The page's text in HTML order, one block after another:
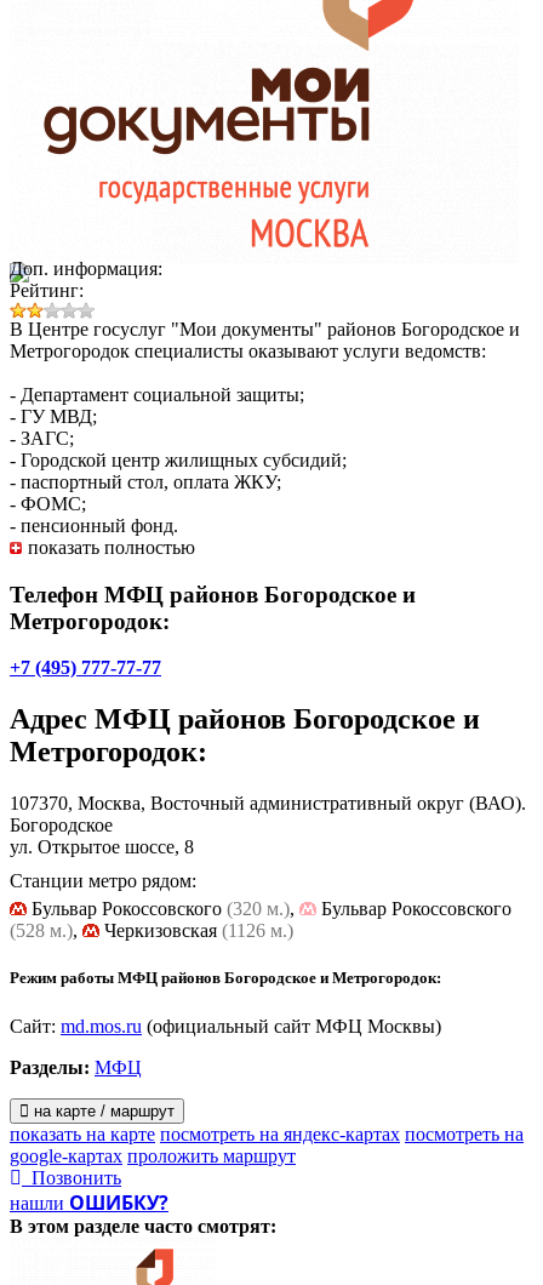
Доп. информация:
Рейтинг:
В Центре госуслуг "Мои документы" районов Богородское и
Метрогородок специалисты оказывают услуги ведомств:
- Департамент социальной защиты;
- ГУ МВД;
- ЗАГС;
- Городской центр жилищных субсидий;
- паспортный стол, оплата ЖКУ;
- ФОМС;
- пенсионный фонд.
показать полностью
Телефон МФЦ районов Богородское и
Метрогородок:
+7 (495) 777-77-77
Адрес МФЦ районов Богородское и
Метрогородок:
107370, Москва, Восточный административный округ (ВАО).
Богородское
ул. Открытое шоссе, 8
Станции метро рядом:
Бульвар Рокоссовского (320 м.),
Бульвар Рокоссовского
(528 м.), Черкизовская (1126 м.)
Режим работы МФЦ районов Богородское и Метрогородок:
Сайт: md.mos.ru (официальный сайт МФЦ Москвы)
Разделы: МФЦ
на карте / маршрут
показать на карте посмотреть на яндекс-картах посмотреть на
google-картах проложить маршрут
Позвонить
нашли ОШИБКУ?
В этом разделе часто смотрят: